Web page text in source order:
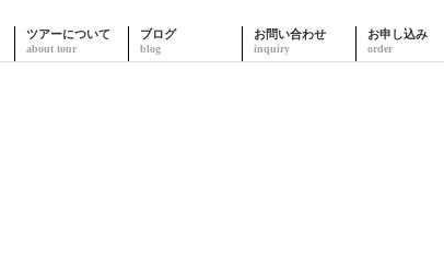
ツアーについて ブログ お問い合わせ お申し込み